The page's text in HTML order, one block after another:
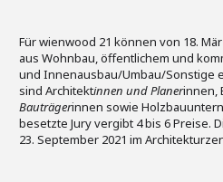
Für wienwood 21 können von 18.
aus Wohnbau, öffentlichem und
und Innenausbau/Umbau/Sonstige
sind Architektinnen und Planerinnen,
Bauträgerinnen sowie
besetzte Jury vergibt 4 bis 6 Preise.
23. September 2021 im